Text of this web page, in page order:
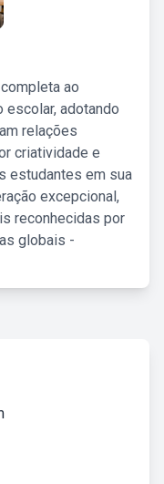
ao
adotando
relações
criatividade e
estudantes em sua
excepcional,
reconhecidas por
globais -